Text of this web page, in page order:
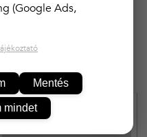
(Google Ads,
Mentés
mindet